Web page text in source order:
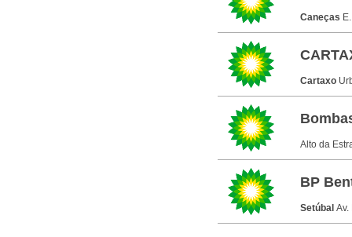
Caneças
Cartaxo
Alto da
BP
Setúbal Av.